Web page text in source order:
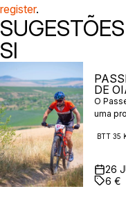
register.
SI
DE
O
uma
o
lazer e
BTT 35
26
6 €